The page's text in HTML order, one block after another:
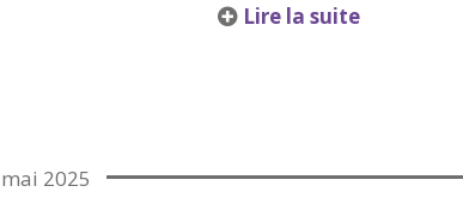
Lire la suite
2025